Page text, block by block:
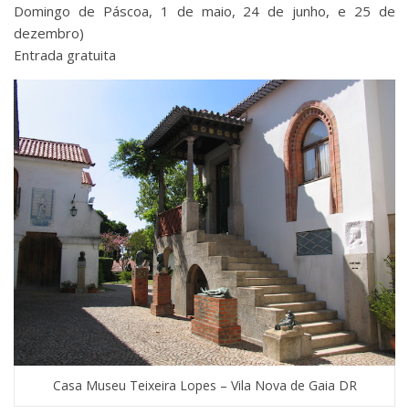
Domingo de Páscoa, 1 de maio, 24 de junho, e 25 de
dezembro)
Entrada gratuita
Casa Museu Teixeira Lopes – Vila Nova de Gaia DR